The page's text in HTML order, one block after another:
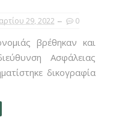
29, 2022 0
βρέθηκαν και
Ασφάλειας
δικογραφία